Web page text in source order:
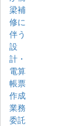
梁補
修に
伴う
設
計・
電算
帳票
作成
業務
委託